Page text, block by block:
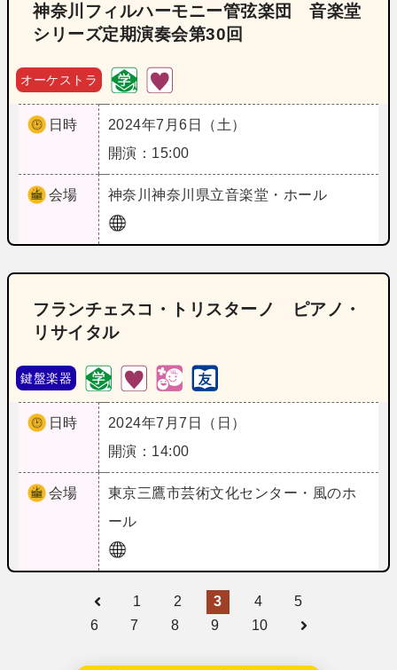
神奈川フィルハーモニー管弦楽団 音楽堂
シリーズ定期演奏会第30回
オーケストラ
日時
2024年7月6日（土）
開演：15:00
会場 神奈川神奈川県立音楽堂・ホール
フランチェスコ・トリスターノ ピアノ・
リサイタル
鍵盤楽器
日時
2024年7月7日（日）
開演：14:00
会場 東京三鷹市芸術文化センター・風のホ
ール
1 2 3 4
5
6
7 8 9 10